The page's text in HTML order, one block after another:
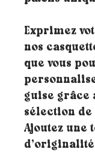
Exprimez
nos
que vous
guise grâce
sélection de
Ajoutez une
d’originalité